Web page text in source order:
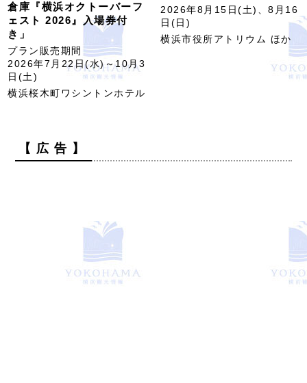
倉庫『横浜オクトーバーフ
ェスト 2026』入場券付
き」
プラン販売期間
2026年7月22日(水)～10月3
日(土)
横浜桜木町ワシントンホテル
2026年8月15日(土)、8月16
日(日)
横浜市役所アトリウム ほか
【 広 告 】